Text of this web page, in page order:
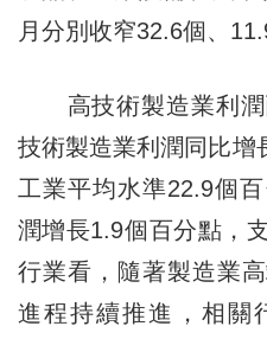
月分別收窄32.6個、
高技術製造業利潤
技術製造業利潤同比增
工業平均水準22.9個
潤增長1.9個百分點，
行業看，隨著製造業
進程持續推進，相關